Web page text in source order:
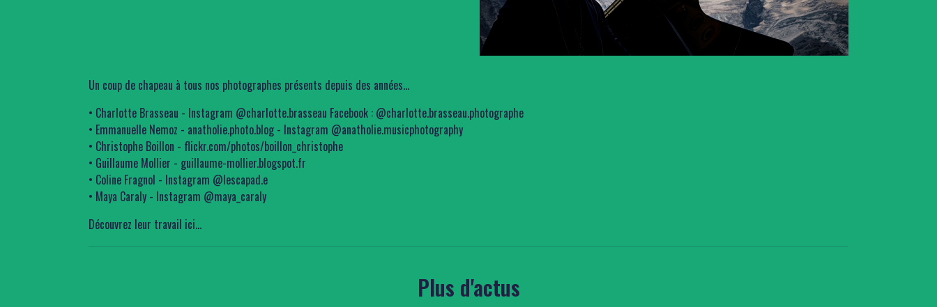
Un coup de chapeau à tous nos photographes présents depuis des années...
• Charlotte Brasseau - Instagram @charlotte.brasseau Facebook : @charlotte.brasseau.photographe
• Emmanuelle Nemoz - anatholie.photo.blog - Instagram @anatholie.musicphotography
• Christophe Boillon - flickr.com/photos/boillon_christophe
• Guillaume Mollier - guillaume-mollier.blogspot.fr
• Coline Fragnol - Instagram @lescapad.e
• Maya Caraly - Instagram @maya_caraly
Découvrez leur travail ici...
Plus d'actus